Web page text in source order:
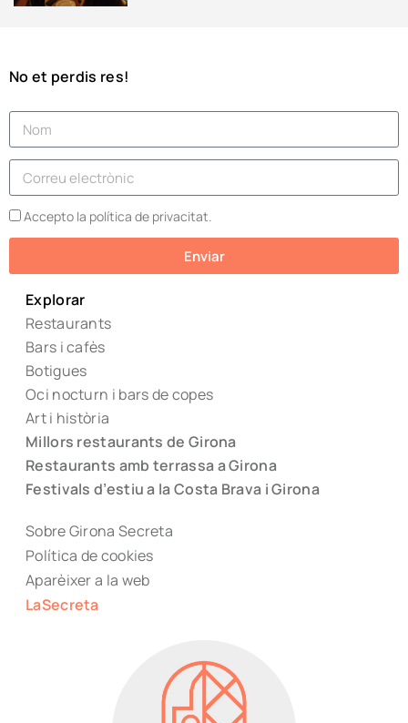
No et perdis res!
Accepto la política de privacitat.
Enviar
Explorar
Restaurants
Bars i cafès
Botigues
Oci nocturn i bars de copes
Art i història
Millors restaurants de Girona
Restaurants amb terrassa a Girona
Festivals d’estiu a la Costa Brava i Girona
Sobre Girona Secreta
Política de cookies
Aparèixer a la web
LaSecreta